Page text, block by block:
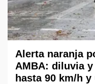
Alerta naranja
AMBA: diluvia
hasta 90 km/h